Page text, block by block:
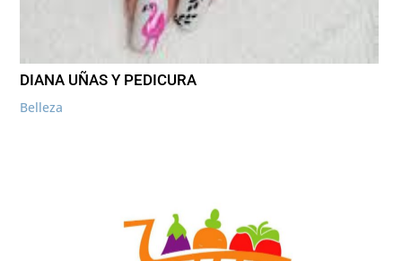
DIANA UÑAS Y PEDICURA
Belleza